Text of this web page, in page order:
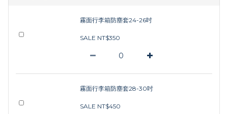
霧面行李箱防塵套24-26吋
SALE NT$350
霧面行李箱防塵套28-30吋
SALE NT$450